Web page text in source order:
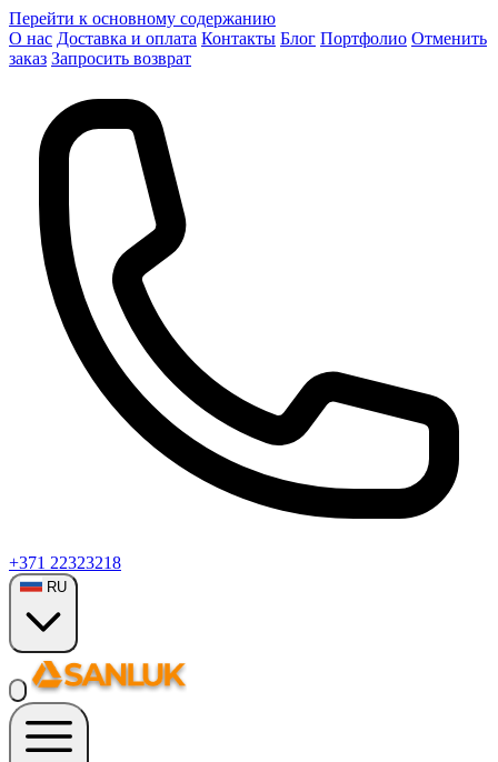
Перейти к основному содержанию
О нас Доставка и оплата Контакты Блог Портфолио Отменить
заказ Запросить возврат
+371 22323218
RU